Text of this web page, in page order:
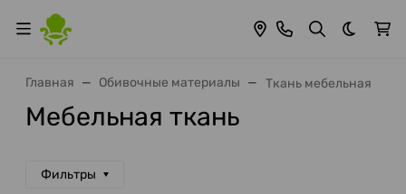
Темная
Главная Обивочные материалы Ткань мебельная
Мебельная ткань
Фильтры